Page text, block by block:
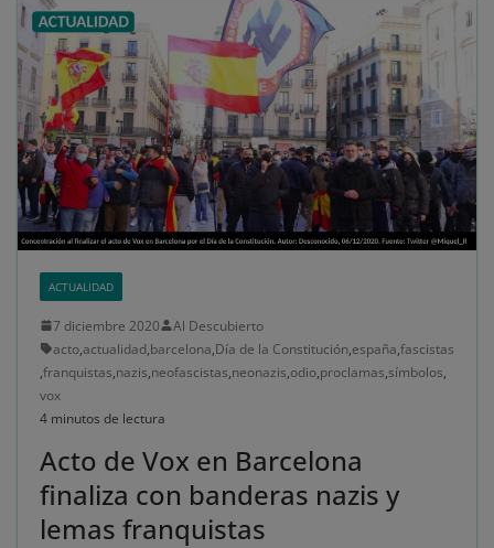
ACTUALIDAD
7 diciembre 2020
Al Descubierto
acto,actualidad,barcelona,Día de la Constitución,españa,fascistas
,franquistas,nazis,neofascistas,neonazis,odio,proclamas,símbolos,
vox
4 minutos de lectura
Acto de Vox en Barcelona
finaliza con banderas nazis y
lemas franquistas